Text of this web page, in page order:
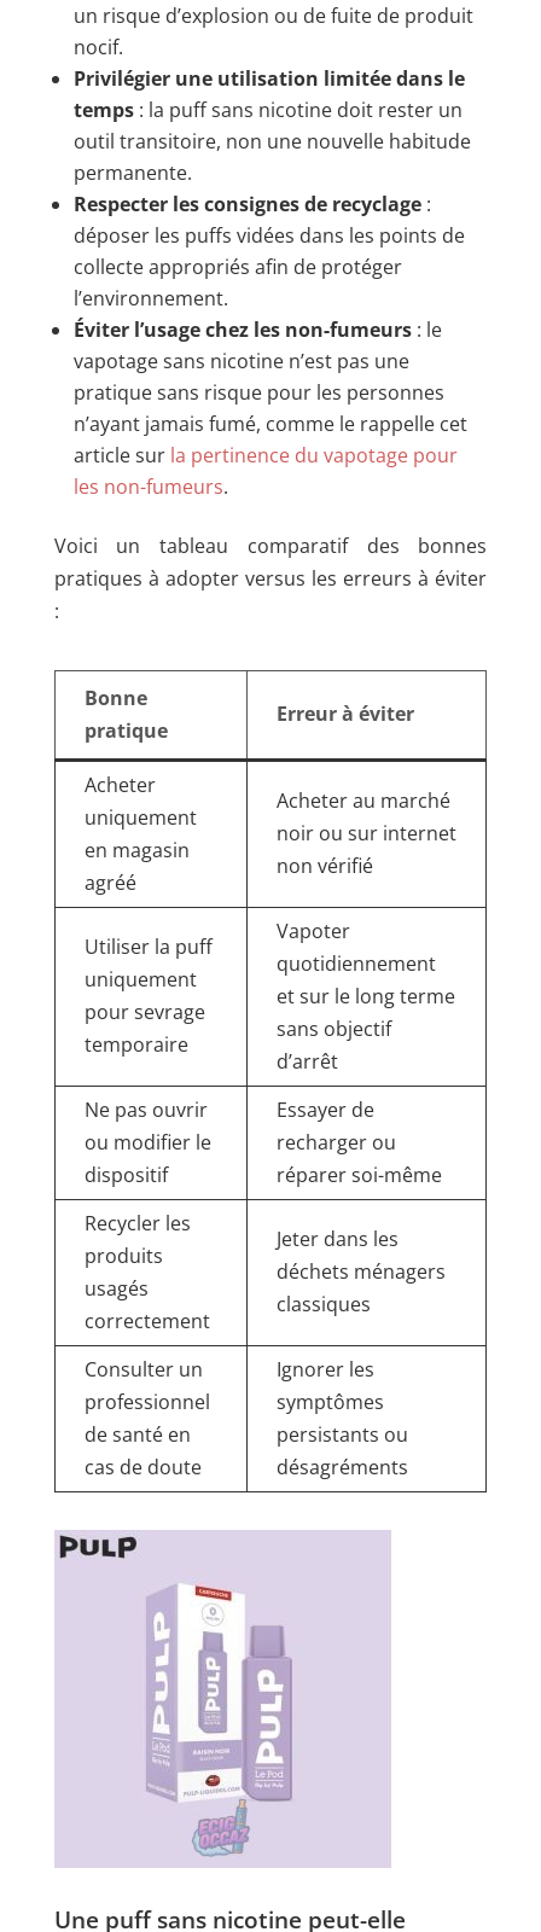
un risque d’explosion ou de fuite de produit
nocif.
Privilégier une utilisation limitée dans le
temps: la puff sans nicotine doit rester un
outil transitoire, non une nouvelle habitude
permanente.
Respecter les consignes de recyclage:
déposer les puffs vidées dans les points de
collecte appropriés afin de protéger
l’environnement.
Éviter l’usage chez les non-fumeurs: le
vapotage sans nicotine n’est pas une
pratique sans risque pour les personnes
n’ayant jamais fumé, comme le rappelle cet
article sur la pertinence du vapotage pour
les non-fumeurs.
Voici un tableau comparatif des bonnes
pratiques à adopter versus les erreurs à éviter
:
Bonne
pratique
Erreur à éviter
Acheter
uniquement
en magasin
agréé
Acheter au marché
noir ou sur internet
non vérifié
Utiliser la puff
uniquement
pour sevrage
temporaire
Vapoter
quotidiennement
et sur le long terme
sans objectif
d’arrêt
Ne pas ouvrir
ou modifier le
dispositif
Essayer de
recharger ou
réparer soi-même
Recycler les
produits
usagés
correctement
Jeter dans les
déchets ménagers
classiques
Consulter un
professionnel
de santé en
cas de doute
Ignorer les
symptômes
persistants ou
désagréments
Une puff sans nicotine peut-elle